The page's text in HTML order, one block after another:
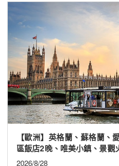
【歐洲】英格蘭、蘇格蘭、
區飯店2晚、唯美小鎮、景觀
雙大學城、下午茶
2026/8/28